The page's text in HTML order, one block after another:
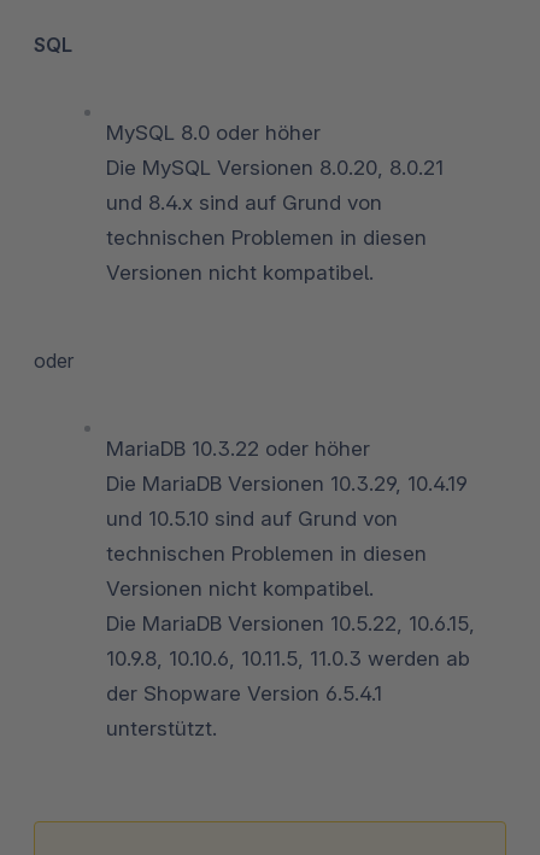
SQL
MySQL 8.0 oder höher
Die MySQL Versionen 8.0.20, 8.0.21
und 8.4.x sind auf Grund von
technischen Problemen in diesen
Versionen nicht kompatibel.
oder
MariaDB 10.3.22 oder höher
Die MariaDB Versionen 10.3.29, 10.4.19
und 10.5.10 sind auf Grund von
technischen Problemen in diesen
Versionen nicht kompatibel.
Die MariaDB Versionen 10.5.22, 10.6.15,
10.9.8, 10.10.6, 10.11.5, 11.0.3 werden ab
der Shopware Version 6.5.4.1
unterstützt.